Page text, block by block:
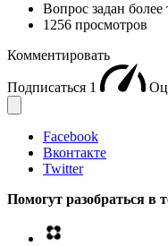
Вопрос задан более
1256 просмотров
Комментировать
Подписаться 1
Facebook
Вконтакте
Twitter
Помогут разобраться в